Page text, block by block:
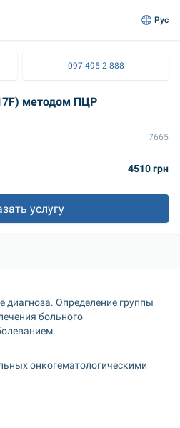
Рус
097 495 2 888
методом ПЦР
7665
4510 грн
услугу
диагноза. Определение группы
больного
онкогематологическими